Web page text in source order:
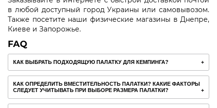
в любой доступный город Украины или самовывозом.
Также посетите наши физические магазины в Днепре,
Киеве и Запорожье.
FAQ
КАК ВЫБРАТЬ ПОДХОДЯЩУЮ ПАЛАТКУ ДЛЯ КЕМПИНГА?
КАК ОПРЕДЕЛИТЬ ВМЕСТИТЕЛЬНОСТЬ ПАЛАТКИ? КАКИЕ ФАКТОРЫ
СЛЕДУЕТ УЧИТЫВАТЬ ПРИ ВЫБОРЕ РАЗМЕРА ПАЛАТКИ?